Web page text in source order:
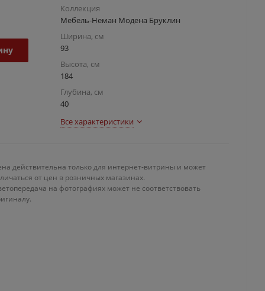
Коллекция
Мебель-Неман Модена Бруклин
Ширина, см
93
Высота, см
184
Глубина, см
40
Все характеристики
действительна только для интернет-витрины и может
от цен в розничных магазинах.
на фотографиях может не соответствовать